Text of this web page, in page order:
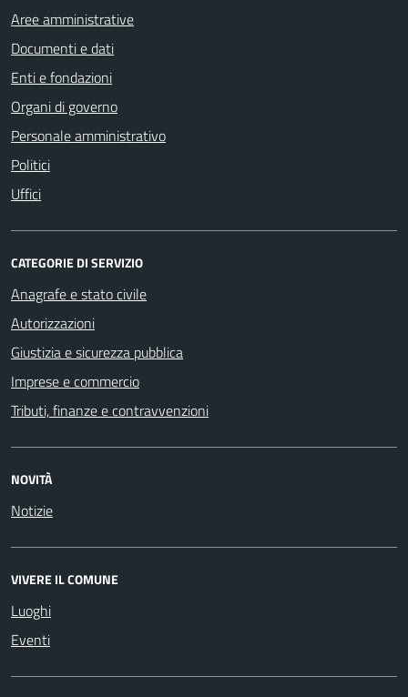
Aree amministrative
Documenti e dati
Enti e fondazioni
Organi di governo
Personale amministrativo
Politici
Uffici
CATEGORIE DI SERVIZIO
Anagrafe e stato civile
Autorizzazioni
Giustizia e sicurezza pubblica
Imprese e commercio
Tributi, finanze e contravvenzioni
NOVITÀ
Notizie
VIVERE IL COMUNE
Luoghi
Eventi